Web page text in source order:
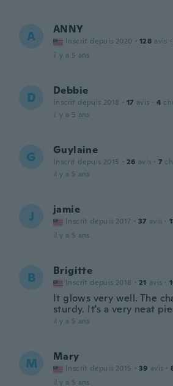
A ANNY
Inscrit depuis 2020 · 128 avis ·
il y a 5 ans
D Debbie
Inscrit depuis 2018 · 17 avis · 4
il y a 5 ans
G Guylaine
Inscrit depuis 2015 · 26 avis · 7
il y a 5 ans
J jamie
Inscrit depuis 2017 · 37 avis ·
il y a 5 ans
B Brigitte
Inscrit depuis 2018 · 21 avis ·
It glows very well. The
sturdy. It's a very neat
il y a 5 ans
M Mary
Inscrit depuis 2015 · 39 avis ·
il y a 5 ans